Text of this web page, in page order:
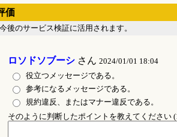
価
後のサービス検証に活用されます。
ロソドソブーシさん 2024/01/01 18:04
役立つメッセージである。
参考になるメッセージである。
規約違反、またはマナー違反である。
そのように判断したポイントを教えてください